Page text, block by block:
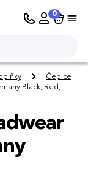
0
Čepice
Black, Red,